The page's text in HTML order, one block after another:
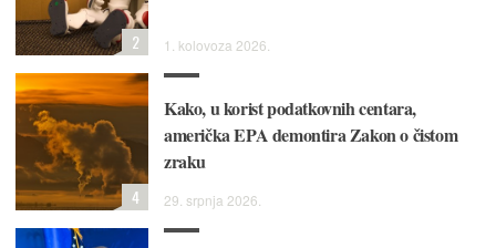
1. kolovoza 2026.
2
Kako, u korist podatkovnih centara,
američka EPA demontira Zakon o čistom
zraku
29. srpnja 2026.
4